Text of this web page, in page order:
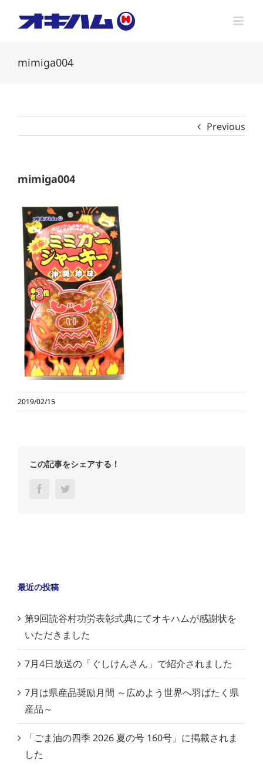
mimiga004
Previous
mimiga004
2019/02/15
この記事をシェアする！
Facebook
最近の投稿
第9回読谷村功労表彰式典にてオキハムが感謝状を
いただきました
7月4日放送の「ぐしけんさん」で紹介されました
7月は県産品奨励月間 ～広めよう世界へ羽ばたく県
産品～
「ごま油の四季 2026 夏の号 160号」に掲載されま
した